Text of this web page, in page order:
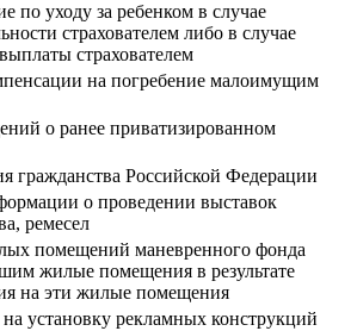
по уходу за ребенком в случае
страхователем либо в случае
страхователем
на погребение малоимущим
о ранее приватизированном
гражданства Российской Федерации
о проведении выставок
ремесел
помещений маневренного фонда
жилые помещения в результате
на эти жилые помещения
установку рекламных конструкций